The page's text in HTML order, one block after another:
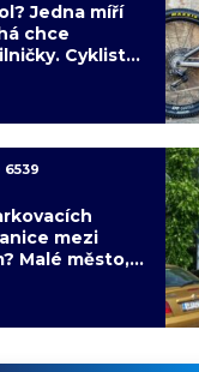
Jedna míří
chce
Cyklisté
6539
mezi
Malé město,
problém